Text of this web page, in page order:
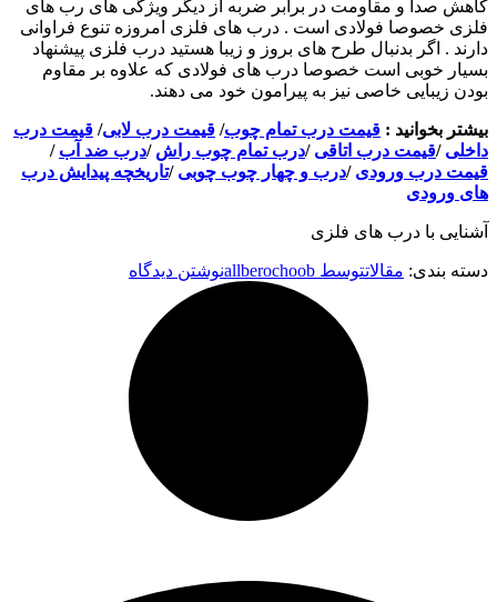
کاهش صدا و مقاومت در برابر ضربه از دیگر ویژگی های رب های
فلزی خصوصا فولادی است . درب های فلزی امروزه تنوع فراوانی
دارند . اگر بدنبال طرح های بروز و زیبا هستید درب فلزی پیشنهاد
بسیار خوبی است خصوصا درب های فولادی که علاوه بر مقاوم
بودن زیبایی خاصی نیز به پیرامون خود می دهند.
بیشتر بخوانید : قیمت درب تمام چوب/ قیمت درب لابی/ قیمت درب
داخلی /قیمت درب اتاقی /درب تمام چوب راش /درب ضد آب /
قیمت درب ورودی /درب و چهار چوب چوبی /تاریخچه پیدایش درب
های ورودی
آشنایی با درب های فلزی
دسته بندی: مقالاتتوسط allberochoobنوشتن دیدگاه